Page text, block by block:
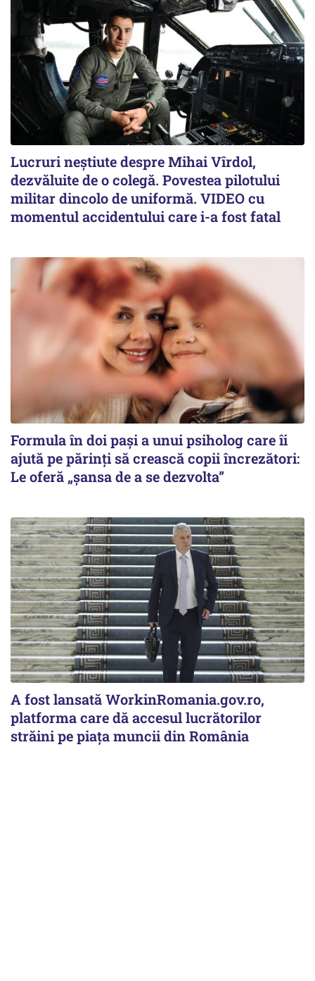
Lucruri neștiute despre Mihai Vîrdol,
dezvăluite de o colegă. Povestea pilotului
militar dincolo de uniformă. VIDEO cu
momentul accidentului care i-a fost fatal
Formula în doi pași a unui psiholog care îi
ajută pe părinți să crească copii încrezători:
Le oferă „șansa de a se dezvolta”
A fost lansată WorkinRomania.gov.ro,
platforma care dă accesul lucrătorilor
străini pe piața muncii din România